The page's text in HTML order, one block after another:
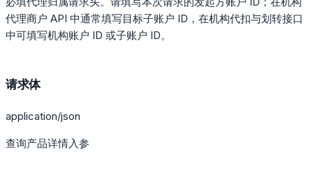
代理商户 API 中通常填写目标子账户 ID，在机构代扣与划转接口
中可填写机构账户 ID 或子账户 ID。
请求体
application/json
查询产品详情入参